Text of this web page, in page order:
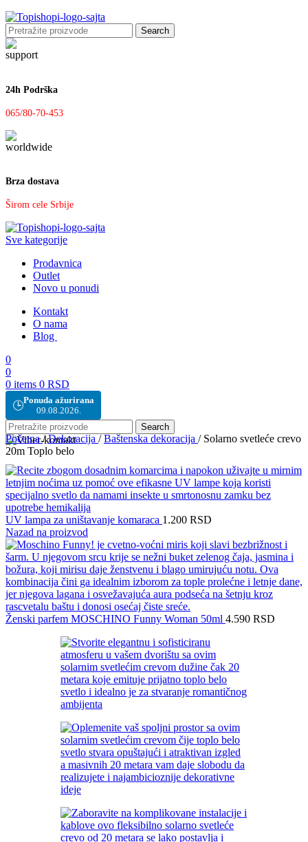
Search
24h Podrška
065/80-70-453
Brza dostava
Širom cele Srbije
Sve kategorije
Prodavnica
Outlet
Novo u ponudi
Kontakt
O nama
Blog
0
0
0 items 0 RSD
🕒Ponuda ažurirana
09.08.2026.
Search
Početna/ Dekoracija / Baštenska dekoracija / Solarno svetleće crevo
20m Toplo belo
UV lampa za uništavanje komaraca 1.200 RSD
Nazad na proizvod
Ženski parfem MOSCHINO Funny Woman 50ml 4.590 RSD